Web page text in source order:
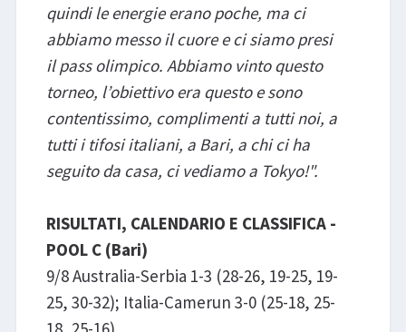
quindi le energie erano poche, ma ci
abbiamo messo il cuore e ci siamo presi
il pass olimpico. Abbiamo vinto questo
torneo, l’obiettivo era questo e sono
contentissimo, complimenti a tutti noi, a
tutti i tifosi italiani, a Bari, a chi ci ha
seguito da casa, ci vediamo a Tokyo!".
RISULTATI, CALENDARIO E CLASSIFICA -
POOL C (Bari)
9/8 Australia-Serbia 1-3 (28-26, 19-25, 19-
25, 30-32); Italia-Camerun​ 3-0 (25-18, 25-